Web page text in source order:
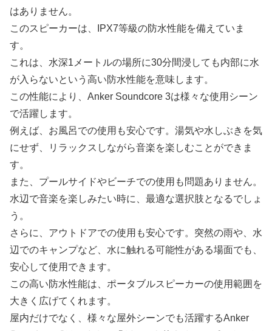
はありません。
このスピーカーは、IPX7等級の防水性能を備えていま
す。
これは、水深1メートルの場所に30分間浸しても内部に水
が入らないという高い防水性能を意味します。
この性能により、Anker Soundcore 3は様々な使用シーン
で活躍します。
例えば、お風呂での使用も安心です。湯気や水しぶきを気
にせず、リラックスしながら音楽を楽しむことができま
す。
また、プールサイドやビーチでの使用も問題ありません。
水辺で音楽を楽しみたい時に、最適な選択肢となるでしょ
う。
さらに、アウトドアでの使用も安心です。突然の雨や、水
辺でのキャンプなど、水に触れる可能性がある場面でも、
安心して使用できます。
この高い防水性能は、ポータブルスピーカーの使用範囲を
大きく広げてくれます。
屋内だけでなく、様々な屋外シーンでも活躍するAnker